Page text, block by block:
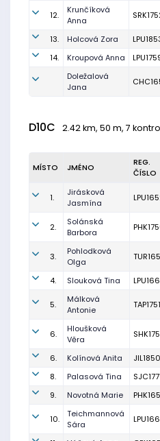
12.
Krunčíková
Anna
13. Holcová Zora
14.
Kroupová Anna
Doležalová
Jana
D10C 2.42 km, 50 m, 7
MÍSTO JMÉNO
REG.
ČÍSLO
1.
Jirásková
Jasmína
2.
Solánská
Barbora
3.
Pohlodková
Olga
4. Slouková Tina
5.
Málková
Antonie
TAP1751
6.
Hloušková
Věra
6. Kolínová Anita JIL1850
8.
Palasová Tina
9.
Novotná Marie
10.
Teichmannová
Sára